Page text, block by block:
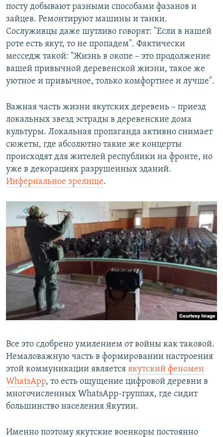
посту добывают разными способами фазанов и
зайцев. Ремонтируют машины и танки.
Сослуживцы даже шутливо говорят: "Если в нашей
роте есть якут, то не пропадем". Фактически
месседж такой: "Жизнь в окопе – это продолжение
вашей привычной деревенской жизни, такое же
уютное и привычное, только комфортнее и лучше".
Важная часть жизни якутских деревень – приезд
локальных звезд эстрады в деревенские дома
культуры. Локальная пропаганда активно снимает
сюжеты, где абсолютно такие же концерты
происходят для жителей республики на фронте, но
уже в декорациях разрушенных зданий.
Инфернальное зрелище.
Все это сдобрено умилением от войны как таковой.
Немаловажную часть в формировании настроения
этой коммуникации является якутский феномен
WhatsApp, то есть ощущение цифровой деревни в
многочисленных WhatsApp-группах, где сидит
большинство населения Якутии.
Именно поэтому якутские военкоры постоянно